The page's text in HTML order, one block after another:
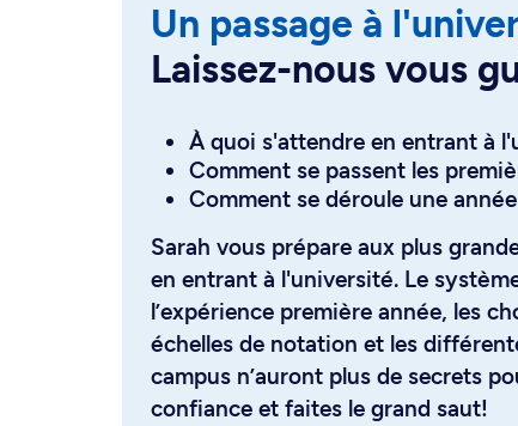
Un passage à
Laissez-nous vous
À quoi s'attendre en entrant à
Comment se passent les
Comment se déroule une
Sarah vous prépare aux plus
en entrant à l'université. Le
l’expérience première année, les
échelles de notation et les
campus n’auront plus de secrets
confiance et faites le grand saut!